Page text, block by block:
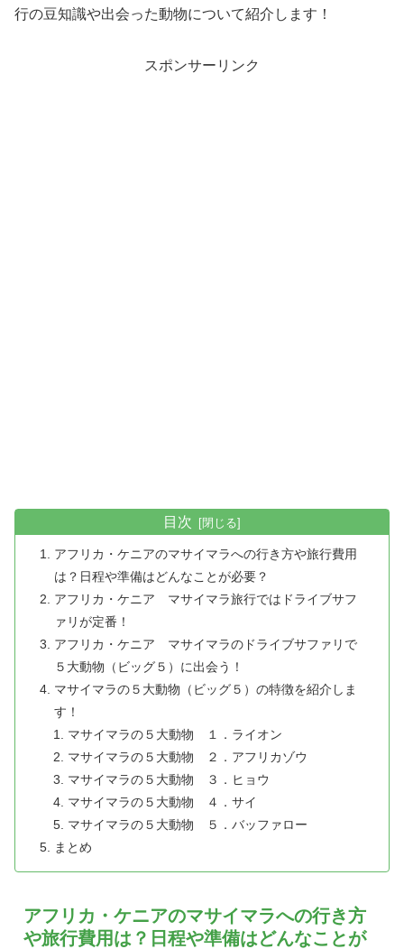
行の豆知識や出会った動物について紹介します！
スポンサーリンク
目次
アフリカ・ケニアのマサイマラへの行き方や旅行費用
は？日程や準備はどんなことが必要？
アフリカ・ケニア マサイマラ旅行ではドライブサフ
ァリが定番！
アフリカ・ケニア マサイマラのドライブサファリで
５大動物（ビッグ５）に出会う！
マサイマラの５大動物（ビッグ５）の特徴を紹介しま
す！
マサイマラの５大動物 １．ライオン
マサイマラの５大動物 ２．アフリカゾウ
マサイマラの５大動物 ３．ヒョウ
マサイマラの５大動物 ４．サイ
マサイマラの５大動物 ５．バッファロー
まとめ
アフリカ・ケニアのマサイマラへの行き方
や旅行費用は？日程や準備はどんなことが